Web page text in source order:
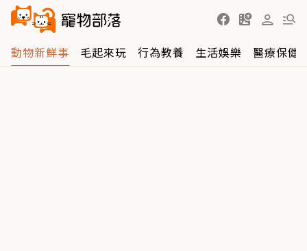
動物新鮮事 毛起來玩 行為教養 生活娛樂 醫療保健